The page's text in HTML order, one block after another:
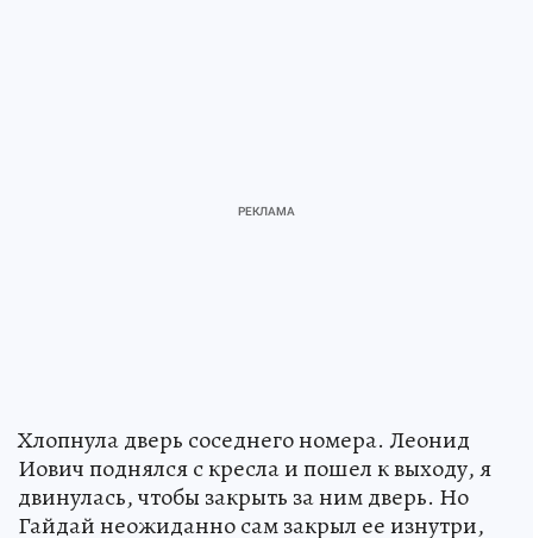
Хлопнула дверь соседнего номера. Леонид
Иович поднялся с кресла и пошел к выходу, я
двинулась, чтобы закрыть за ним дверь. Но
Гайдай неожиданно сам закрыл ее изнутри,